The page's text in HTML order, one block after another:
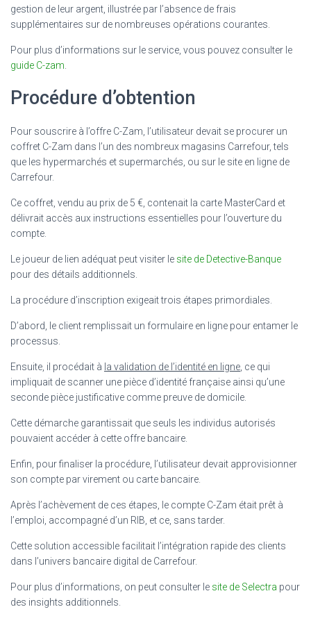
gestion de leur argent, illustrée par l’absence de frais
supplémentaires sur de nombreuses opérations courantes.
Pour plus d’informations sur le service, vous pouvez consulter le
guide C-zam
Procédure d’obtention
Pour souscrire à l’offre C-Zam, l’utilisateur devait se procurer un
coffret C-Zam dans l’un des nombreux magasins Carrefour, tels
que les hypermarchés et supermarchés, ou sur le site en ligne de
Carrefour.
Ce coffret, vendu au prix de 5 €, contenait la carte MasterCard et
délivrait accès aux instructions essentielles pour l’ouverture du
compte.
Le joueur de lien adéquat peut visiter le site de Detective-Banque
pour des détails additionnels.
La procédure d’inscription exigeait trois étapes primordiales.
D’abord, le client remplissait un formulaire en ligne pour entamer le
processus.
Ensuite, il procédait à la validation de l’identité en ligne , ce qui
impliquait de scanner une pièce d’identité française ainsi qu’une
seconde pièce justificative comme preuve de domicile.
Cette démarche garantissait que seuls les individus autorisés
pouvaient accéder à cette offre bancaire.
Enfin, pour finaliser la procédure, l’utilisateur devait approvisionner
son compte par virement ou carte bancaire.
Après l’achèvement de ces étapes, le compte C-Zam était prêt à
l’emploi, accompagné d’un RIB, et ce, sans tarder.
Cette solution accessible facilitait l’intégration rapide des clients
dans l’univers bancaire digital de Carrefour.
Pour plus d’informations, on peut consulter le site de Selectra pour
des insights additionnels.